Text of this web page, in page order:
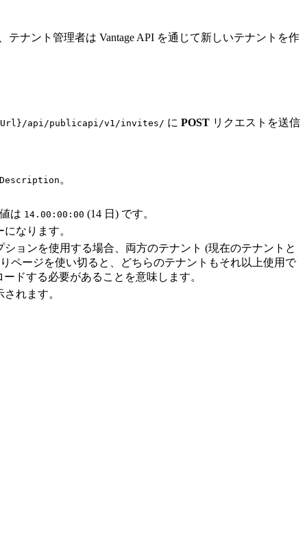
ナント管理者は Vantage API を通じて新しいテナントを作
api/publicapi/v1/invites/ に POST リクエストを送信
。
は 14.00:00:00 (14 日) です。
なります。
ョンを使用する場合、両方のテナント (現在のテナントと
ページを使い切ると、どちらのテナントもそれ以上使用で
ドする必要があることを意味します。
れます。